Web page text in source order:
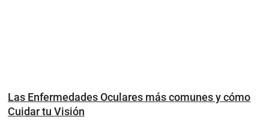
Las Enfermedades Oculares más comunes y cómo
Cuidar tu Visión